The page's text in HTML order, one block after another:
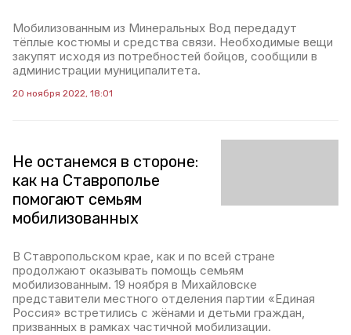
Мобилизованным из Минеральных Вод передадут
тёплые костюмы и средства связи. Необходимые вещи
закупят исходя из потребностей бойцов, сообщили в
администрации муниципалитета.
20 ноября 2022, 18:01
Не останемся в стороне:
как на Ставрополье
помогают семьям
мобилизованных
В Ставропольском крае, как и по всей стране
продолжают оказывать помощь семьям
мобилизованным. 19 ноября в Михайловске
представители местного отделения партии «Единая
Россия» встретились с жёнами и детьми граждан,
призванных в рамках частичной мобилизации.